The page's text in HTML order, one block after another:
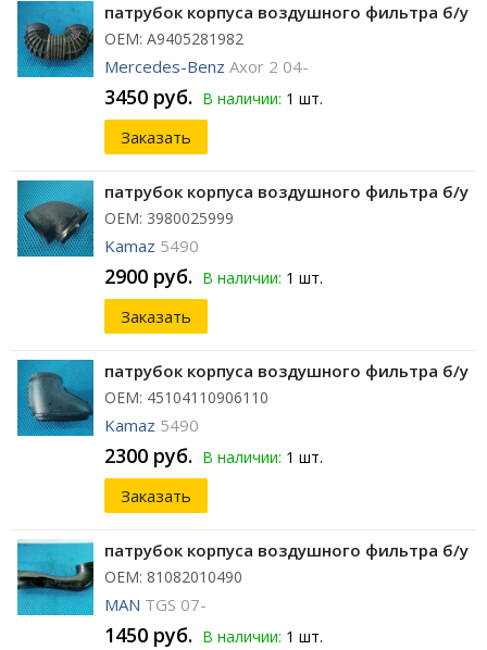
патрубок корпуса воздушного фильтра б/у
ОЕМ: A9405281982
Mercedes-Benz Axor 2 04-
3450 руб. В наличии: 1 шт.
Заказать
патрубок корпуса воздушного фильтра б/у
ОЕМ: 3980025999
Kamaz 5490
2900 руб. В наличии: 1 шт.
Заказать
патрубок корпуса воздушного фильтра б/у
ОЕМ: 45104110906110
Kamaz 5490
2300 руб. В наличии: 1 шт.
Заказать
патрубок корпуса воздушного фильтра б/у
ОЕМ: 81082010490
MAN TGS 07-
1450 руб. В наличии: 1 шт.